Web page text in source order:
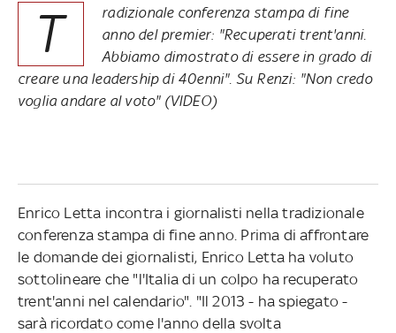
T
radizionale conferenza stampa di fine
anno del premier: "Recuperati trent'anni.
Abbiamo dimostrato di essere in grado di
creare una leadership di 40enni". Su Renzi: "Non credo
voglia andare al voto" (VIDEO)
Enrico Letta incontra i giornalisti nella tradizionale
conferenza stampa di fine anno. Prima di affrontare
le domande dei giornalisti, Enrico Letta ha voluto
sottolineare che "l'Italia di un colpo ha recuperato
trent'anni nel calendario". "Il 2013 - ha spiegato -
sarà ricordato come l'anno della svolta